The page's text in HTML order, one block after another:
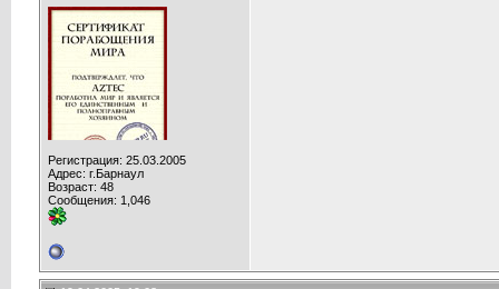
Регистрация: 25.03.2005
Адрес: г.Барнаул
Возраст: 48
Сообщения: 1,046